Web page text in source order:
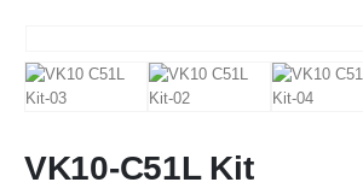
VK10-C51L Kit